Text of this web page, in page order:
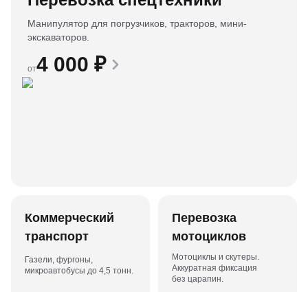
Манипулятор для погрузчиков, тракторов, мини-
экскаваторов.
от4 000 ₽
Коммерческий
транспорт
Газели, фургоны,
микроавтобусы до 4,5 тонн.
Перевозка
мотоциклов
Мотоциклы и скутеры.
Аккуратная фиксация
без царапин.